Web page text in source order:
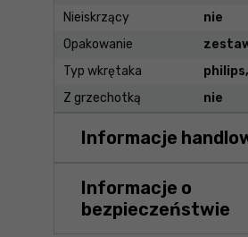
Nieiskrzący
nie
Opakowanie
Typ wkrętaka
Z grzechotką
nie
Informacje
Informacje o
bezpieczeństwie